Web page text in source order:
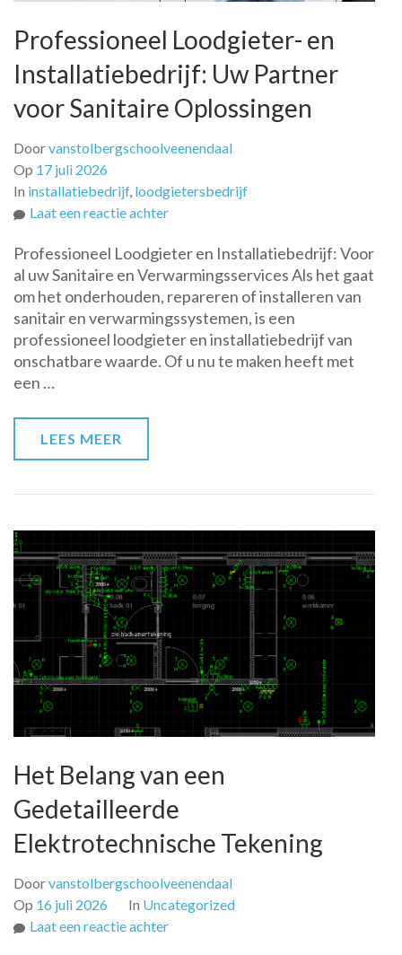
Professioneel Loodgieter- en
Installatiebedrijf: Uw Partner
voor Sanitaire Oplossingen
Doorvanstolbergschoolveenendaal
Op 17 juli 2026
In installatiebedrijf, loodgietersbedrijf
Laat een reactie achterop
Loodgieter-
en
Installatiebedrijf:
Uw
Partner
voor
Professioneel Loodgieter en Installatiebedrijf: Voor
al uw Sanitaire en Verwarmingsservices Als het gaat
om het onderhouden, repareren of installeren van
sanitair en verwarmingssystemen, is een
professioneel loodgieter en installatiebedrijf van
onschatbare waarde. Of u nu te maken heeft met
een …
LEES MEER
Het Belang van een
Gedetailleerde
Elektrotechnische Tekening
Doorvanstolbergschoolveenendaal
Op 16 juli 2026 In Uncategorized
Laat een reactie achterop